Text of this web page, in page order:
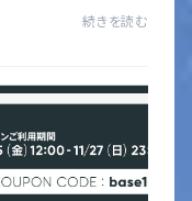
ご利用いただけま
続きを読む